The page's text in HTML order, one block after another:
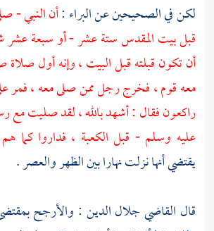
لكن في الصحيحين عنالبراء :أن النبي -
قبلبيت المقدسستة عشر - أو سبعة عشر
أن تكون قبلته قبل البيت ، وإنه أول
معه قوم ، فخرج رجل ممن صلى معه ، فمر
راكعون فقال : أشهد بالله ، لقد صليت مع
عليه وسلم - قبل الكعبة ، فداروا كما
يقتضي أنها نزلت نهارا بين الظهر والعصر .
قال القاضيجلال الدين : والأرجح